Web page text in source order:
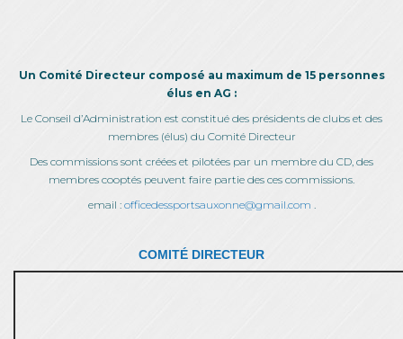
Un Comité Directeur composé au maximum de 15 personnes
élus en AG :
Le Conseil d’Administration est constitué des présidents de clubs et des
membres (élus) du Comité Directeur
Des commissions sont créées et pilotées par un membre du CD, des
membres cooptés peuvent faire partie des ces commissions.
email : officedessportsauxonne@gmail.com
COMITÉ DIRECTEUR